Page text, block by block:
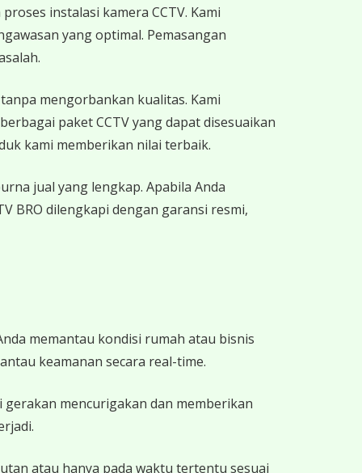
instalasi kamera CCTV. Kami
yang optimal. Pemasangan
mengorbankan kualitas. Kami
paket CCTV yang dapat disesuaikan
kami memberikan nilai terbaik.
jual yang lengkap. Apabila Anda
BRO dilengkapi dengan garansi resmi,
memantau kondisi rumah atau bisnis
keamanan secara real-time.
mencurigakan dan memberikan
atau hanya pada waktu tertentu sesuai